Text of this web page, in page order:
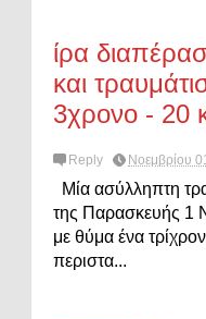
ίρα
και
3χρονο - 20
Reply Νοεμβρίου
Μία ασύλληπτη
της Παρασκευής 1
με θύμα ένα
περιστα...